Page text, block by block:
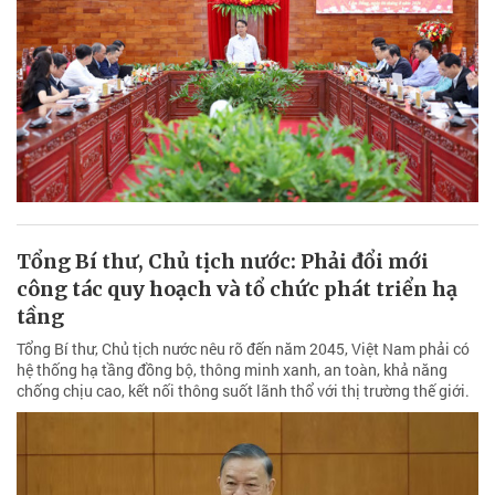
Tổng Bí thư, Chủ tịch nước: Phải đổi mới
công tác quy hoạch và tổ chức phát triển hạ
tầng
Tổng Bí thư, Chủ tịch nước nêu rõ đến năm 2045, Việt Nam phải có
hệ thống hạ tầng đồng bộ, thông minh xanh, an toàn, khả năng
chống chịu cao, kết nối thông suốt lãnh thổ với thị trường thế giới.